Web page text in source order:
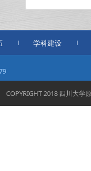
学科建设
COPYRIGHT 2018 四川大学